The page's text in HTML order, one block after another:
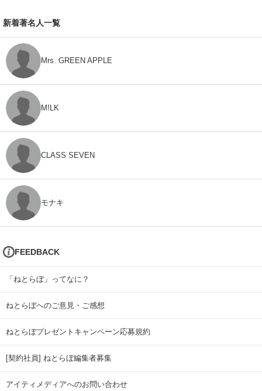
新着著名人一覧
Mrs. GREEN APPLE
M!LK
CLASS SEVEN
モナキ
FEEDBACK
「ねとらぼ」ってなに？
ねとらぼへのご意見・ご感想
ねとらぼプレゼントキャンペーン応募規約
[契約社員] ねとらぼ編集者募集
アイティメディアへのお問い合わせ